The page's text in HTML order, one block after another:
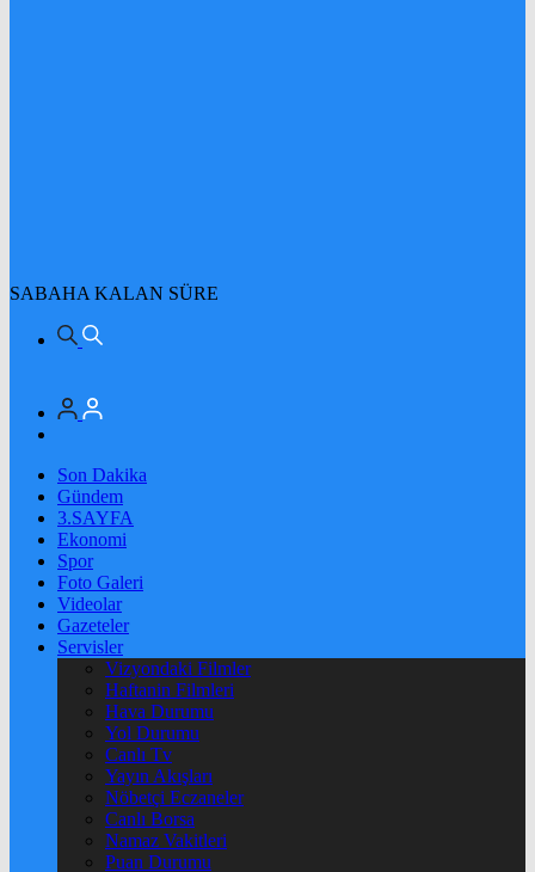
SABAHA KALAN SÜRE
Son Dakika
Gündem
3.SAYFA
Ekonomi
Spor
Foto Galeri
Videolar
Gazeteler
Servisler
Vizyondaki Filmler
Haftanin Filmleri
Hava Durumu
Yol Durumu
Canlı Tv
Yayın Akışları
Nöbetçi Eczaneler
Canlı Borsa
Namaz Vakitleri
Puan Durumu